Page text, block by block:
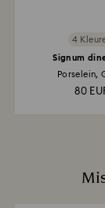
4
Signum
Porselein,
80